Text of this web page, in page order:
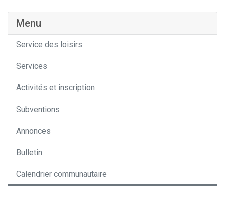
Menu
Service des loisirs
Services
Activités et inscription
Subventions
Annonces
Bulletin
Calendrier communautaire